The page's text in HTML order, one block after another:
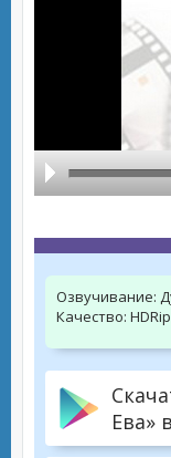
Озвучивание:
Качество: HDRip
Ева»